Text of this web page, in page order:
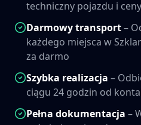
techniczny pojazdu i
Darmowy transport–
każdego miejsca w
za darmo
Szybka realizacja –
ciągu 24 godzin od
Pełna dokumentacja –